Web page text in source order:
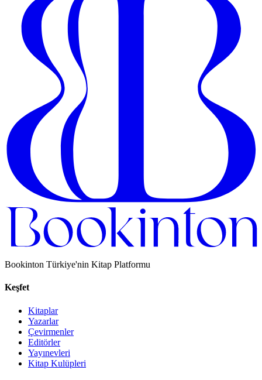
Bookinton Türkiye'nin Kitap Platformu
Keşfet
Kitaplar
Yazarlar
Çevirmenler
Editörler
Yayınevleri
Kitap Kulüpleri